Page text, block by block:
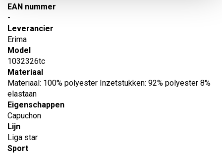
EAN nummer
-
Leverancier
Erima
Model
1032326tc
Materiaal
Materiaal: 100% polyester Inzetstukken: 92% polyester 8%
elastaan
Eigenschappen
Capuchon
Lijn
Liga star
Sport